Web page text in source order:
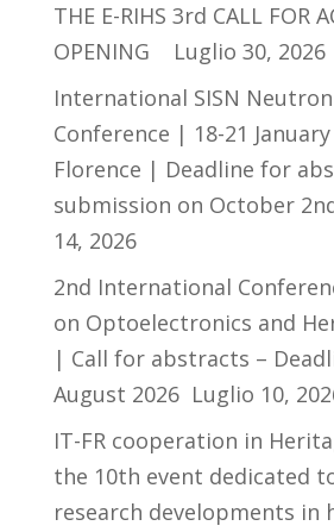
THE E-RIHS 3rd CALL FOR
OPENING
Luglio 30, 2026
International SISN Neutron
Conference | 18-21
Florence | Deadline for
submission on October
14, 2026
2nd International
on Optoelectronics and
| Call for abstracts –
August 2026 Luglio 10,
IT-FR cooperation in
the 10th event dedicated
research developments in